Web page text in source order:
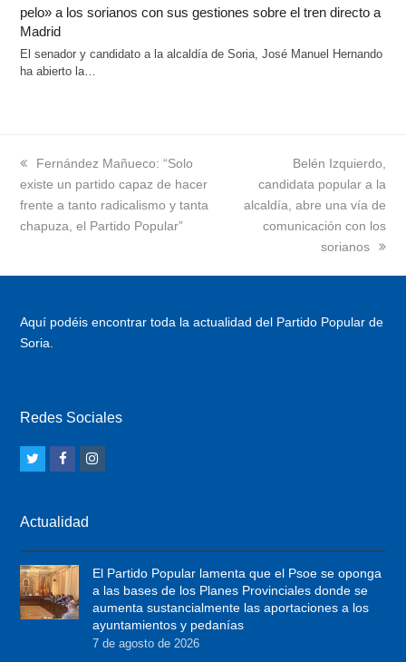
pelo» a los sorianos con sus gestiones sobre el tren directo a
Madrid
El senador y candidato a la alcaldía de Soria, José Manuel Hernando
ha abierto la…
previous
post:
Fernández Mañueco: “Solo
existe un partido capaz de hacer
frente a tanto radicalismo y tanta
chapuza, el Partido Popular”
next
post:
Belén Izquierdo,
candidata popular a la
alcaldía, abre una vía de
comunicación con los
sorianos
Aquí podéis encontrar toda la actualidad del Partido Popular de
Soria.
Redes Sociales
t
t
e
r
F
e
b
o
a
g
r
a
Actualidad
El Partido Popular lamenta que el Psoe se oponga
a las bases de los Planes Provinciales donde se
aumenta sustancialmente las aportaciones a los
ayuntamientos y pedanías
7 de agosto de 2026